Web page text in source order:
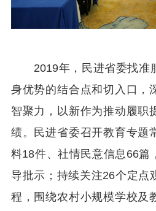
2019年，民进省委找准
身优势的结合点和切入口，
智聚力，以新作为推动履职
绩。民进省委召开教育专题
料18件、社情民意信息66篇
导批示；持续关注26个定点
程，围绕农村小规模学校及